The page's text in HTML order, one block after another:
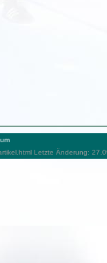
Letzte Änderung: